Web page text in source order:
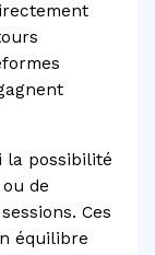
la possibilité
de
Ces
équilibre